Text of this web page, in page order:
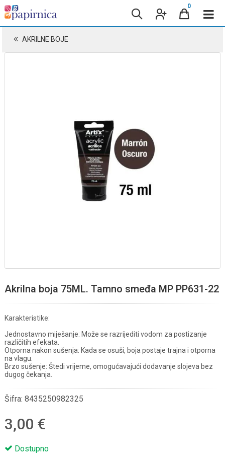
0
AKRILNE BOJE
Akrilna boja 75ML. Tamno smeđa MP PP631-22
Karakteristike:
Jednostavno miješanje: Može se razrijediti vodom za postizanje
različitih efekata.
Otporna nakon sušenja: Kada se osuši, boja postaje trajna i otporna
na vlagu.
Brzo sušenje: Štedi vrijeme, omogućavajući dodavanje slojeva bez
dugog čekanja.
Šifra: 8435250982325
3,00 €
Dostupno